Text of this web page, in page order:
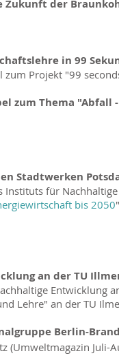
der
in 99
zum Projekt "99
zum Thema
Stadtwerken
Instituts für
bis 2050
an der TU
Entwicklung
Lehre" an der TU
Berlin-
(Umweltmagazin Juli-